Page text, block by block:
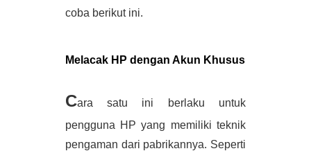
coba berikut ini.
Melacak HP dengan Akun Khusus
Cara satu ini berlaku untuk
pengguna HP yang memiliki teknik
pengaman dari pabrikannya. Seperti